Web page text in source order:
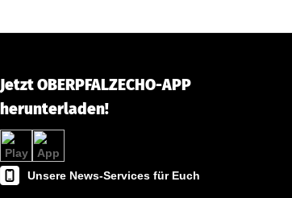
Jetzt OBERPFALZECHO-APP
herunterladen!
Unsere News-Services für Euch